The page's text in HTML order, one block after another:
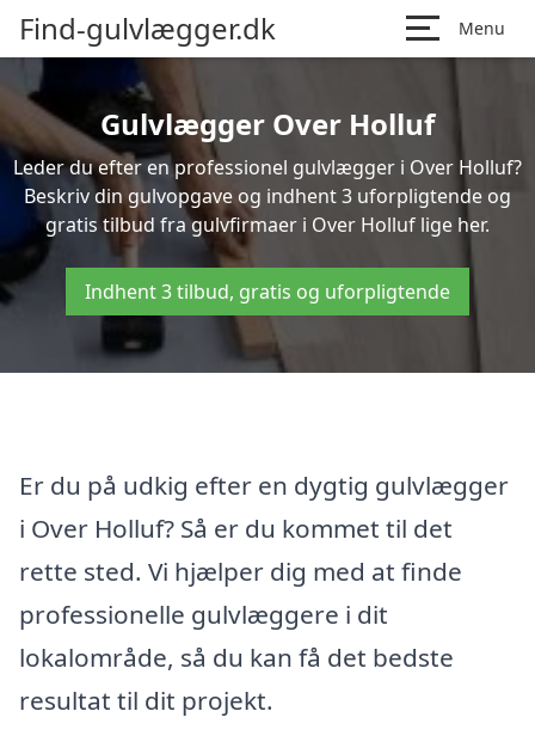
Find-gulvlægger.dk Menu
Gulvlægger Over Holluf
Leder du efter en professionel gulvlægger i Over Holluf?
Beskriv din gulvopgave og indhent 3 uforpligtende og
gratis tilbud fra gulvfirmaer i Over Holluf lige her.
Indhent 3 tilbud, gratis og uforpligtende
Er du på udkig efter en dygtig gulvlægger
i Over Holluf? Så er du kommet til det
rette sted. Vi hjælper dig med at finde
professionelle gulvlæggere i dit
lokalområde, så du kan få det bedste
resultat til dit projekt.